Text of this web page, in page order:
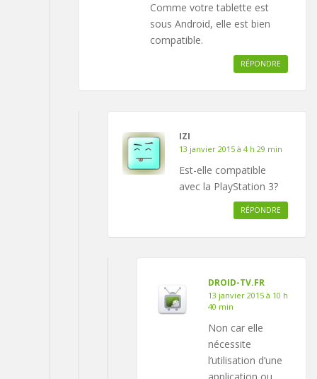
Comme votre tablette est
sous Android, elle est bien
compatible.
RÉPONDRE
IZI
13 janvier 2015 à 4 h 29 min
Est-elle compatible
avec la PlayStation 3?
RÉPONDRE
DROID-TV.FR
13 janvier 2015 à 10 h
40 min
Non car elle
nécessite
l’utilisation d’une